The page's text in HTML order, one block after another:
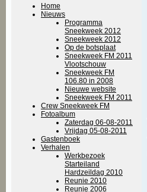
Home
Nieuws
Programma
Sneekweek 2012
Sneekweek 2012
Op de botsplaat
Sneekweek FM 2011
Vlootschouw
Sneekweek FM
106.80 in 2008
Nieuwe website
Sneekweek FM 2011
Crew Sneekweek FM
Fotoalbum
Zaterdag 06-08-2011
Vrijdag 05-08-2011
Gastenboek
Verhalen
Werkbezoek
Starteiland
Hardzeildag 2010
Reunie 2010
Reunie 2006